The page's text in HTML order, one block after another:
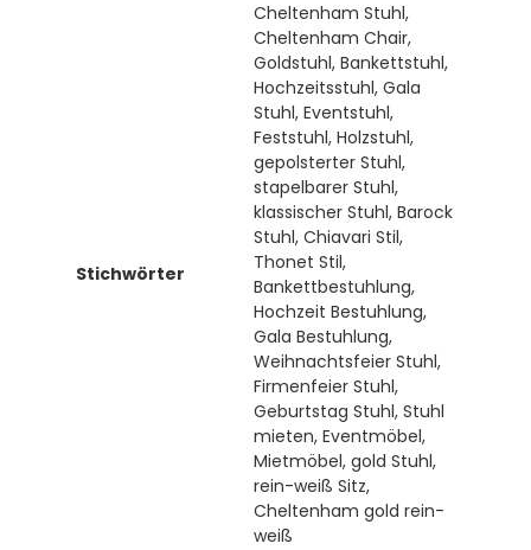
Stichwörter
Cheltenham Stuhl,
Cheltenham Chair,
Goldstuhl, Bankettstuhl,
Hochzeitsstuhl, Gala
Stuhl, Eventstuhl,
Feststuhl, Holzstuhl,
gepolsterter Stuhl,
stapelbarer Stuhl,
klassischer Stuhl, Barock
Stuhl, Chiavari Stil,
Thonet Stil,
Bankettbestuhlung,
Hochzeit Bestuhlung,
Gala Bestuhlung,
Weihnachtsfeier Stuhl,
Firmenfeier Stuhl,
Geburtstag Stuhl, Stuhl
mieten, Eventmöbel,
Mietmöbel, gold Stuhl,
rein-weiß Sitz,
Cheltenham gold rein-
weiß